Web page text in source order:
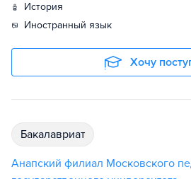
история
иностранный язык
Хочу
бакалавриат
Анапский филиал Московского